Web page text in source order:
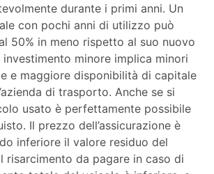
durante i primi anni. Un
con pochi anni di utilizzo può
50% in meno rispetto al suo nuovo
investimento minore implica minori
e maggiore disponibilità di capitale
di trasporto. Anche se si
usato è perfettamente possibile
Il prezzo dell’assicurazione è
inferiore il valore residuo del
risarcimento da pagare in caso di